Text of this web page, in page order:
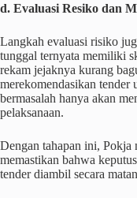
d. Evaluasi Resiko dan
Langkah evaluasi risiko
tunggal ternyata memiliki
rekam jejaknya kurang
merekomendasikan
bermasalah hanya akan
pelaksanaan.
Dengan tahapan ini, Pokja
memastikan bahwa
tender diambil secara